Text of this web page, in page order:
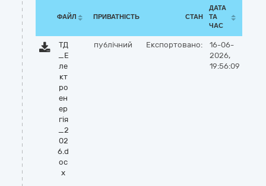
ФАЙЛ ПРИВАТНІСТЬ СТАН
ДАТА
ТА
ЧАС
ТД
_Е
ле
кт
ро
ен
ер
гія
_2
02
6.d
oc
x
публічний Експортовано:
16-06-
2026,
19:56:09